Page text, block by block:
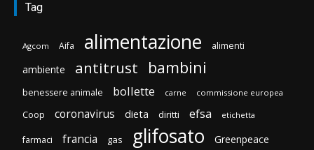
Tag
Agcom Aifa alimentazione alimenti
ambiente antitrust bambini
benessere animale bollette carne commissione europea
Coop coronavirus dieta diritti efsa etichetta
farmaci francia gas glifosato Greenpeace